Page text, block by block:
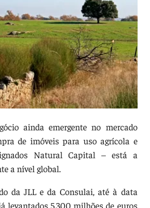
ainda emergente no mercado
de imóveis para uso agrícola e
Natural Capital – está a
a nível global.
da JLL e da Consulai, até à data
levantados 5.300 milhões de euros